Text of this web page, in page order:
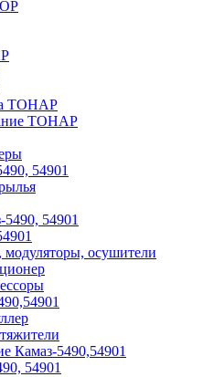
ТОНАР
ТОНАР
54901
54901
осушители
Камаз-5490,54901
54901